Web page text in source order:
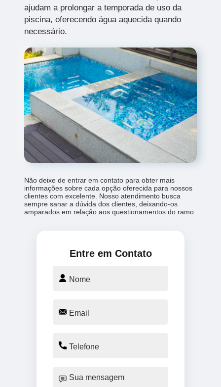
ajudam a prolongar a temporada de uso da
piscina, oferecendo água aquecida quando
necessário.
Não deixe de entrar em contato para obter mais
informações sobre cada opção oferecida para nossos
clientes com excelente. Nosso atendimento busca
sempre sanar a dúvida dos clientes, deixando-os
amparados em relação aos questionamentos do ramo.
Entre em Contato